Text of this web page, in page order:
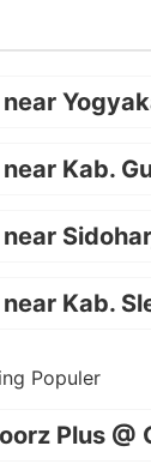
Kab.
Kab.
Populer
Plus @